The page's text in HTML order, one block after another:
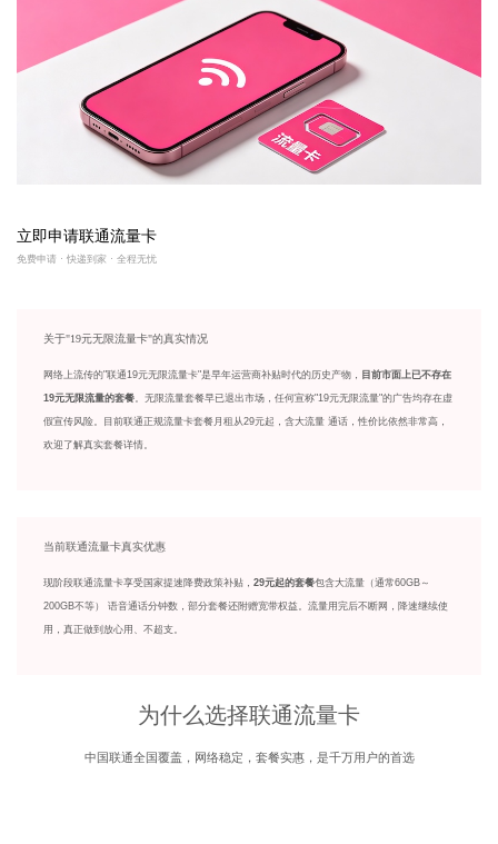
立即申请联通流量卡
免费申请 · 快递到家 · 全程无忧
关于"19元无限流量卡"的真实情况
网络上流传的"联通19元无限流量卡"是早年运营商补贴时代的历史产物， 目前市面上已不存在
19元无限流量的套餐 。无限流量套餐早已退出市场，任何宣称"19元无限流量"的广告均存在虚
假宣传风险。目前联通正规流量卡套餐月租从29元起，含大流量 通话，性价比依然非常高，
欢迎了解真实套餐详情。
当前联通流量卡真实优惠
现阶段联通流量卡享受国家提速降费政策补贴， 29元起的套餐包含大流量（通常60GB～
200GB不等） 语音通话分钟数，部分套餐还附赠宽带权益。流量用完后不断网，降速继续使
用，真正做到放心用、不超支。
为什么选择联通流量卡
中国联通全国覆盖，网络稳定，套餐实惠，是千万用户的首选